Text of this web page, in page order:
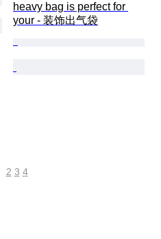
heavy bag is perfect for
your - 装饰出气袋
2 3 4